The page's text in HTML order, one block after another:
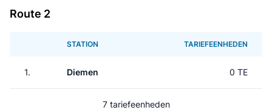
Route 2
STATION TARIEFEENHEDEN
1. Diemen 0 TE
7 tariefeenheden